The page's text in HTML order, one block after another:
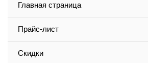
Главная страница
Прайс-лист
Скидки